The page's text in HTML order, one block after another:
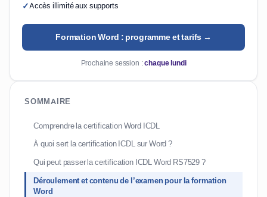
Accès illimité aux supports
Formation Word : programme et tarifs →
Prochaine session :chaque lundi
SOMMAIRE
Comprendre la certification Word ICDL
À quoi sert la certification ICDL sur Word ?
Qui peut passer la certification ICDL Word RS7529 ?
Déroulement et contenu de l’examen pour la formation
Word